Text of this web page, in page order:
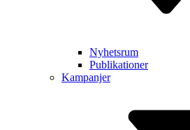
Nyhetsrum
Publikationer
Kampanjer